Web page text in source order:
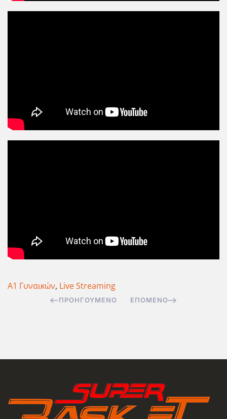
Α1 Γυναικών, Live Streaming
ΠΡΟΗΓΟΎΜΕΝΟ ΕΠΌΜΕΝΟ